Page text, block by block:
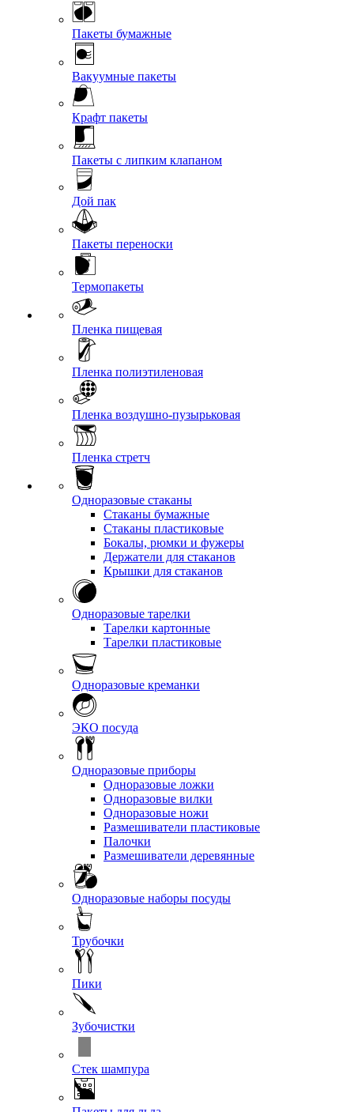
Пакеты бумажные
Вакуумные пакеты
Крафт пакеты
Пакеты с липким клапаном
Дой пак
Пакеты переноски
Термопакеты
Пленка пищевая
Пленка полиэтиленовая
Пленка воздушно-пузырьковая
Пленка стретч
Одноразовые стаканы
Стаканы бумажные
Стаканы пластиковые
Бокалы, рюмки и фужеры
Держатели для стаканов
Крышки для стаканов
Одноразовые тарелки
Тарелки картонные
Тарелки пластиковые
Одноразовые креманки
ЭКО посуда
Одноразовые приборы
Одноразовые ложки
Одноразовые вилки
Одноразовые ножи
Размешиватели пластиковые
Палочки
Размешиватели деревянные
Одноразовые наборы посуды
Трубочки
Пики
Зубочистки
Стек шампура